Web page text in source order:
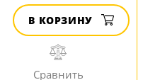
В КОРЗИНУ